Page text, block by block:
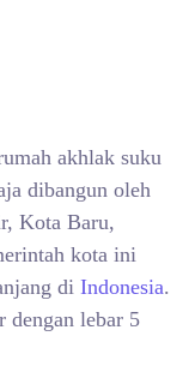
akhlak suku
dibangun oleh
Kota Baru,
kota ini
di Indonesia.
dengan lebar 5